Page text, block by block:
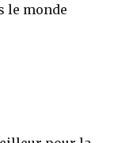
le monde